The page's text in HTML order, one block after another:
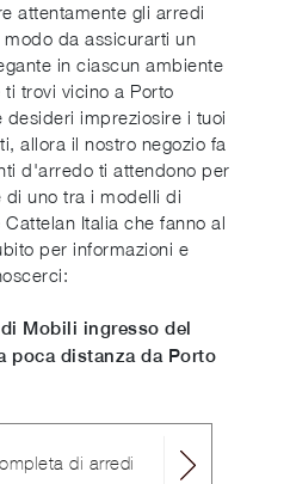
attentamente gli arredi
da assicurarti un
in ciascun ambiente
trovi vicino a Porto
desideri impreziosire i tuoi
allora il nostro negozio fa
d'arredo ti attendono per
di uno tra i modelli di
Italia che fanno al
per informazioni e
Mobili ingresso del
poca distanza da Porto
di arredi